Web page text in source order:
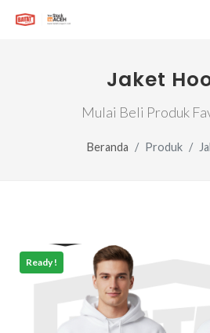
Jaket
Mulai Beli Produk
Beranda Produk
Ready !